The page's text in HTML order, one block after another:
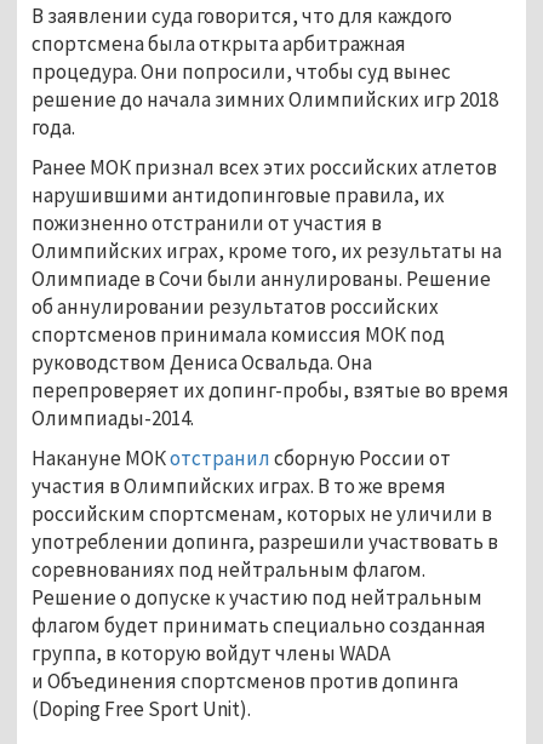
В заявлении суда говорится, что для каждого
спортсмена была открыта арбитражная
процедура. Они попросили, чтобы суд вынес
решение до начала зимних Олимпийских игр 2018
года.
Ранее МОК признал всех этих российских атлетов
нарушившими антидопинговые правила, их
пожизненно отстранили от участия в
Олимпийских играх, кроме того, их результаты на
Олимпиаде в Сочи были аннулированы. Решение
об аннулировании результатов российских
спортсменов принимала комиссия МОК под
руководством Дениса Освальда. Она
перепроверяет их допинг-пробы, взятые во время
Олимпиады-2014.
Накануне МОКотстранилсборную России от
участия в Олимпийских играх. В то же время
российским спортсменам, которых не уличили в
употреблении допинга, разрешили участвовать в
соревнованиях под нейтральным флагом.
Решение о допуске к участию под нейтральным
флагом будет принимать специально созданная
группа, в которую войдут члены WADA
и Объединения спортсменов против допинга
(Doping Free Sport Unit).